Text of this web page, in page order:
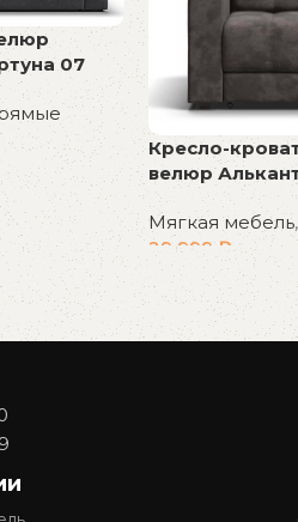
07
Кресло-
велюр
Мягкая мебель
29 999 ₽
В корзину